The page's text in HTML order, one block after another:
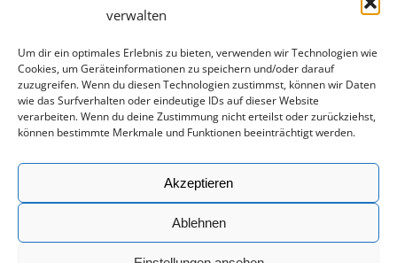
verwalten
Um dir ein optimales Erlebnis zu bieten, verwenden wir Technologien wie
Cookies, um Geräteinformationen zu speichern und/oder darauf
zuzugreifen. Wenn du diesen Technologien zustimmst, können wir Daten
wie das Surfverhalten oder eindeutige IDs auf dieser Website
verarbeiten. Wenn du deine Zustimmung nicht erteilst oder zurückziehst,
können bestimmte Merkmale und Funktionen beeinträchtigt werden.
Akzeptieren
Ablehnen